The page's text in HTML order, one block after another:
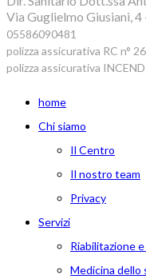
Via Guglielmo Giusiani, 4
05586090481
polizza assicurativa RC n°
polizza assicurativa
home
Chi siamo
Il Centro
Il nostro team
Privacy
Servizi
Riabilitazione
Medicina dello